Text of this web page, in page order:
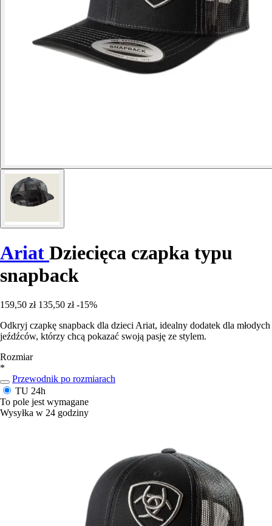
Ariat Dziecięca czapka typu
snapback
159,50 zł 135,50 zł -15%
Odkryj czapkę snapback dla dzieci Ariat, idealny dodatek dla młodych
jeźdźców, którzy chcą pokazać swoją pasję ze stylem.
Rozmiar
*
Przewodnik po rozmiarach
TU 24h
To pole jest wymagane
Wysyłka w 24 godziny